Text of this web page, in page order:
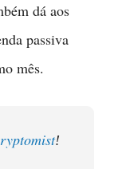
dá aos
passiva
mês.
!